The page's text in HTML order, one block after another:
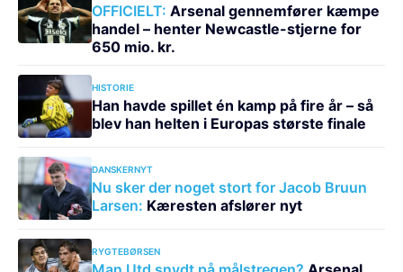
OFFICIELT: Arsenal gennemfører kæmpe
handel – henter Newcastle-stjerne for
650 mio. kr.
HISTORIE
Han havde spillet én kamp på fire år – så
blev han helten i Europas største finale
DANSKERNYT
Nu sker der noget stort for Jacob Bruun
Larsen: Kæresten afslører nyt
RYGTEBØRSEN